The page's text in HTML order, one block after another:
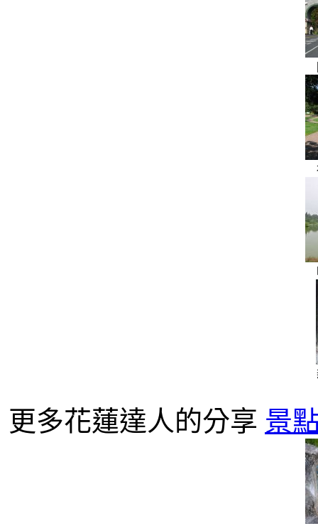
更多花蓮達人的分享 景